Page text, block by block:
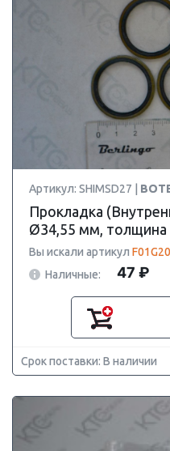
Артикул: SHIMSD27 |
Прокладка
Ø34,55 мм,
Вы искали артикул
Наличные:
47 ₽
Срок поставки: В наличии